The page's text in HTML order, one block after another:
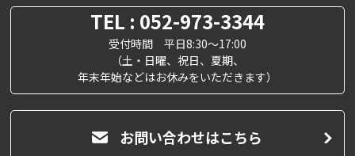
TEL : 052-973-3344
受付時間 平日8:30～17:00
（土・日曜、祝日、夏期、
年末年始などはお休みをいただきます）
お問い合わせはこちら